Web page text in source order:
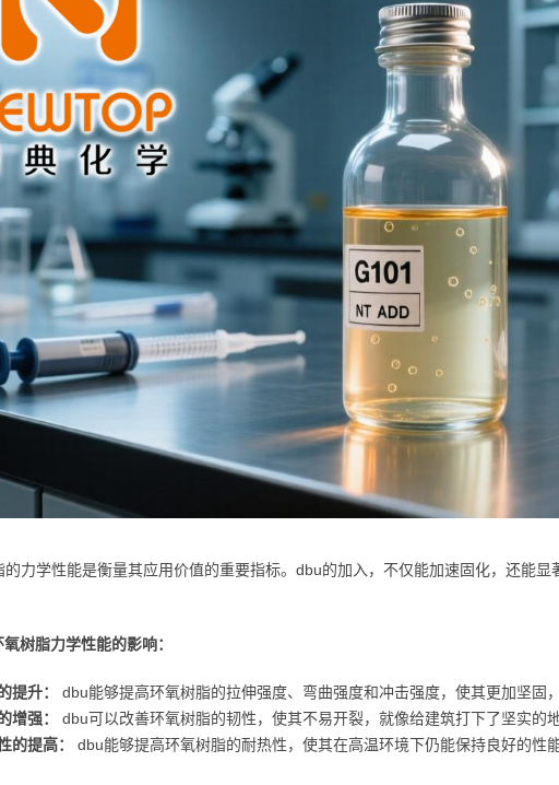
的力学性能是衡量其应用价值的重要指标。dbu的加入，不仅能加速固化，还能
树脂力学性能的影响：
提升：
dbu能够提高环氧树脂的拉伸强度、弯曲强度和冲击强度，使其更加坚固
增强：
dbu可以改善环氧树脂的韧性，使其不易开裂，就像给建筑打下了坚实的
的提高：
dbu能够提高环氧树脂的耐热性，使其在高温环境下仍能保持良好的性